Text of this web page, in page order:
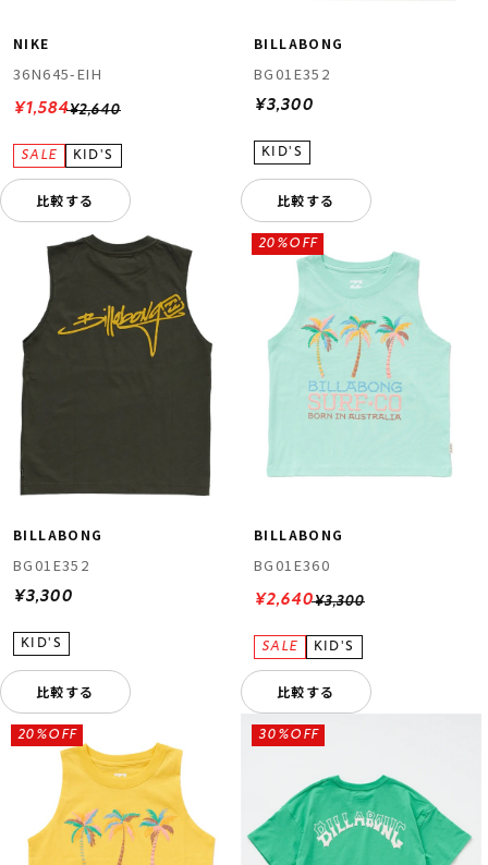
NIKE
36N645-EIH
¥2,640
¥1,584
比較する
BILLABONG
BG01E352
¥3,300
比較する
BILLABONG
BG01E352
¥3,300
比較する
BILLABONG
BG01E360
¥3,300
20%OFF
¥2,640
比較する
20%OFF 30%OFF